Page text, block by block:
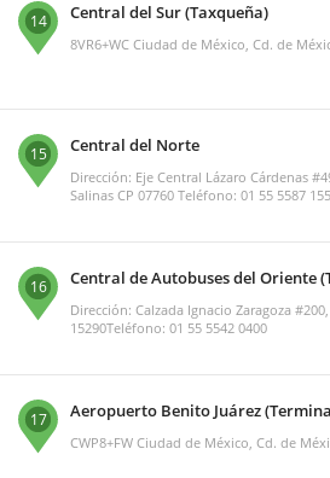
14 Central del Sur (Taxqueña)
8VR6+WC Ciudad de México, Cd. de
15 Central del Norte
Dirección: Eje Central Lázaro Cárdenas
Salinas CP 07760 Teléfono: 01 55 5587
16 Central de Autobuses del Oriente
Dirección: Calzada Ignacio Zaragoza
15290Teléfono: 01 55 5542 0400
17 Aeropuerto Benito Juárez
CWP8+FW Ciudad de México, Cd. de